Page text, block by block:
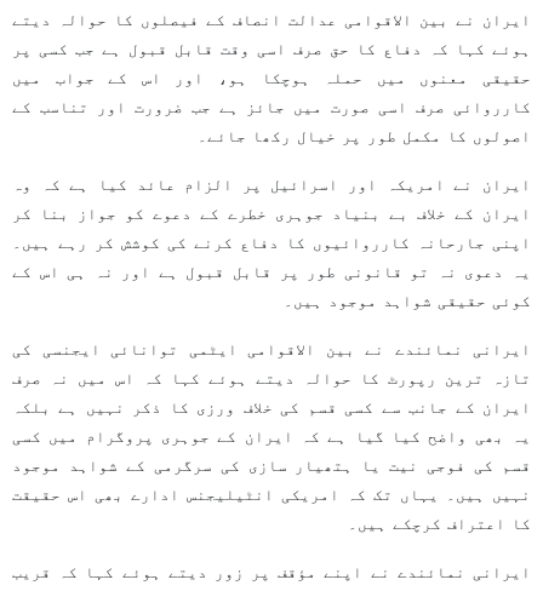
ایران نے بین الاقوامی عدالت انصاف کے فیصلوں کا حوالہ دیتے
ہوئے کہا کہ دفاع کا حق صرف اسی وقت قابل قبول ہے جب کسی پر
حقیقی معنوں میں حملہ ہوچکا ہو، اور اس کے جواب میں
کارروائی صرف اسی صورت میں جائز ہے جب ضرورت اور تناسب کے
اصولوں کا مکمل طور پر خیال رکھا جائے۔
ایران نے امریکہ اور اسرائیل پر الزام عائد کیا ہے کہ وہ
ایران کے خلاف بے بنیاد جوہری خطرے کے دعوے کو جواز بنا کر
اپنی جارحانہ کارروائیوں کا دفاع کرنے کی کوشش کر رہے ہیں۔
یہ دعوی نہ تو قانونی طور پر قابل قبول ہے اور نہ ہی اس کے
کوئی حقیقی شواہد موجود ہیں۔
ایرانی نمائندے نے بین الاقوامی ایٹمی توانائی ایجنسی کی
تازہ ترین رپورٹ کا حوالہ دیتے ہوئے کہا کہ اس میں نہ صرف
ایران کے جانب سے کسی قسم کی خلاف ورزی کا ذکر نہیں ہے بلکہ
یہ بھی واضح کیا گیا ہے کہ ایران کے جوہری پروگرام میں کسی
قسم کی فوجی نیت یا ہتھیار سازی کی سرگرمی کے شواہد موجود
نہیں ہیں۔ یہاں تک کہ امریکی انٹیلیجنس ادارے بھی اس حقیقت
کا اعتراف کرچکے ہیں۔
ایرانی نمائندے نے اپنے مؤقف پر زور دیتے ہوئے کہا کہ قریب